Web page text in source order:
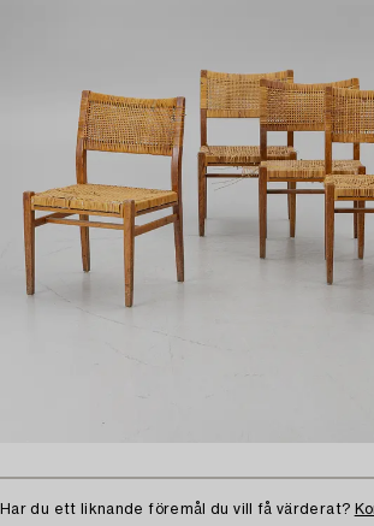
Har du ett liknande föremål du vill få värderat?